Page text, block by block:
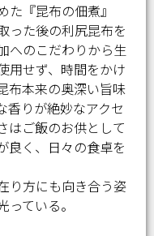
『昆布の佃煮』
った後の利尻昆布を
へのこだわりから生
用せず、時間をかけ
布本来の奥深い旨味
香りが絶妙なアクセ
はご飯のお供として
良く、日々の食卓を
り方にも向き合う姿
ている。